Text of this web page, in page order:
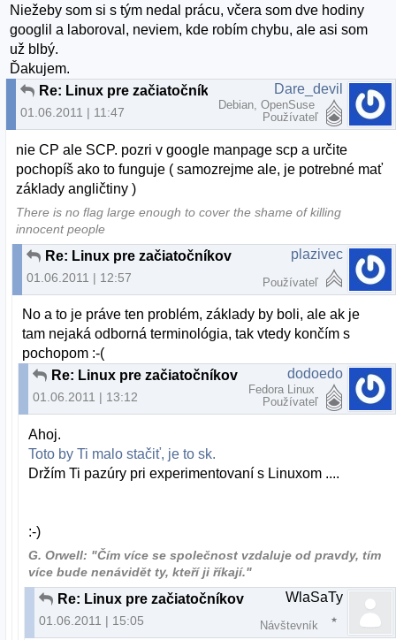
Niežeby som si s tým nedal prácu, včera som dve hodiny
googlil a laboroval, neviem, kde robím chybu, ale asi som
už blbý.
Ďakujem.
Re: Linux pre začiatočníkov
01.06.2011 | 11:47
Dare_devil
Debian, OpenSuse
Používateľ
nie CP ale SCP. pozri v google manpage scp a určite
pochopíš ako to funguje ( samozrejme ale, je potrebné mať
základy angličtiny )
There is no flag large enough to cover the shame of killing
innocent people
Re: Linux pre začiatočníkov
01.06.2011 | 12:57
plazivec
Používateľ
No a to je práve ten problém, základy by boli, ale ak je
tam nejaká odborná terminológia, tak vtedy končím s
pochopom :-(
Re: Linux pre začiatočníkov
01.06.2011 | 13:12
dodoedo
Fedora Linux
Používateľ
Ahoj.
Toto by Ti malo stačiť, je to sk.
Držím Ti pazúry pri experimentovaní s Linuxom ....
:-)
G. Orwell: "Čím více se společnost vzdaluje od pravdy, tím
více bude nenávidět ty, kteří ji říkají."
Re: Linux pre začiatočníkov
01.06.2011 | 15:05
WlaSaTy
Návštevník